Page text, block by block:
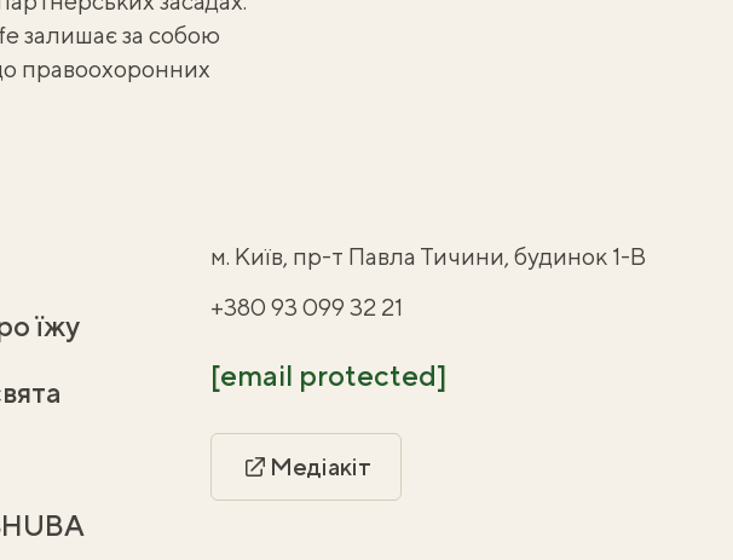
залишає за собою
правоохоронних
їжу
м. Київ, пр-т Павла Тичини, будинок 1-В
+380 93 099 32 21
[email protected]
Медіакіт